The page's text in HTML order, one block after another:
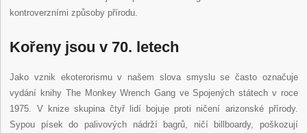
kontroverzními způsoby přírodu.
Kořeny jsou v 70. letech
Jako vznik ekoterorismu v našem slova smyslu se často označuje
vydání knihy The Monkey Wrench Gang ve Spojených státech v roce
1975. V knize skupina čtyř lidí bojuje proti ničení arizonské přírody.
Sypou písek do palivových nádrží bagrů, ničí billboardy, poškozují